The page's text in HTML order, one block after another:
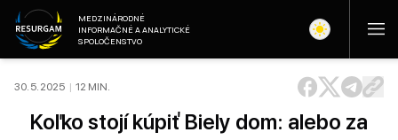
MEDZINÁRODNÉ
INFORMAČNÉ A ANALYTICKÉ
SPOLOČENSTVO
30. 5. 2025 | 12 MIN.
Koľko stojí kúpiť Biely dom: alebo za